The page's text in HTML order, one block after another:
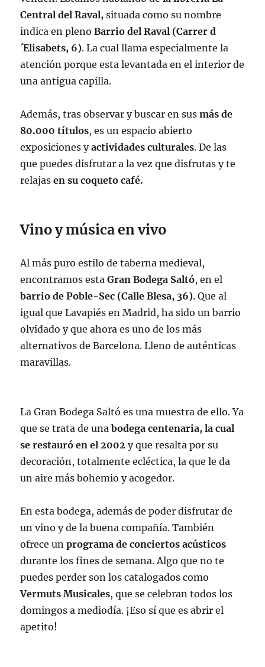
Central del Raval, situada como su nombre
indica en plenoBarrio del Raval (Carrer d
´Elisabets, 6). La cual llama especialmente la
atención porque esta levantada en el interior de
una antigua capilla.
Además, tras observar y buscar en susmás de
80.000 títulos, es un espacio abierto
exposiciones yactividades culturales. De las
que puedes disfrutar a la vez que disfrutas y te
relajasen su coqueto café.
Vino y música en vivo
Al más puro estilo de taberna medieval,
encontramos esta Gran Bodega Saltó, en el
barrio de Poble-Sec (Calle Blesa, 36). Que al
igual que Lavapiés en Madrid, ha sido un barrio
olvidado y que ahora es uno de los más
alternativos de Barcelona. Lleno de auténticas
maravillas.
La Gran Bodega Saltó es una muestra de ello. Ya
que se trata de una bodega centenaria, la cual
se restauró en el 2002 y que resalta por su
decoración, totalmente ecléctica, la que le da
un aire más bohemio y acogedor.
En esta bodega, además de poder disfrutar de
un vino y de la buena compañía. También
ofrece unprograma de conciertos acústicos
durante los fines de semana. Algo que no te
puedes perder son los catalogados como
Vermuts Musicales, que se celebran todos los
domingos a mediodía. ¡Eso sí que es abrir el
apetito!